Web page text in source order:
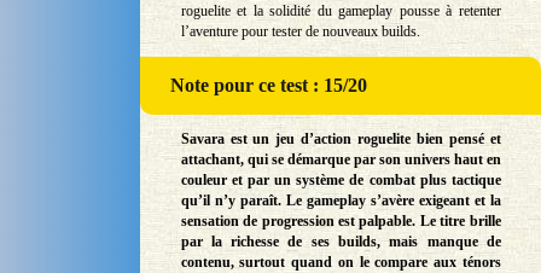
roguelite et la solidité du gameplay pousse à retenter
l’aventure pour tester de nouveaux builds.
Notepour ce test : 15/20
Savara est un jeu d’action roguelite bien pensé et
attachant, qui se démarque par son univers haut en
couleur et par un système de combat plus tactique
qu’il n’y paraît. Le gameplay s’avère exigeant et la
sensation de progression est palpable. Le titre brille
par la richesse de ses builds, mais manque de
contenu, surtout quand on le compare aux ténors